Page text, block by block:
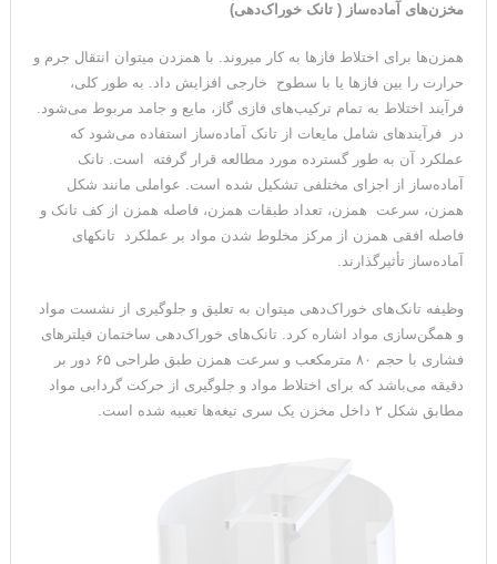
مخزن‌های آماده‌ساز ( تانک خوراک‌دهی)
همزن‌ها برای اختلاط فازها به کار میروند. با همزدن میتوان انتقال جرم و
حرارت را بین فازها یا با سطوح خارجی افزایش داد. به طور کلی،
فرآیند اختلاط به تمام ترکیب‌های فازی گاز، مایع و جامد مربوط می‌شود.
در فرآیندهای شامل مایعات از تانک آماده‌ساز استفاده می‌شود که
عملکرد آن به طور گسترده مورد مطالعه قرار گرفته است. تانک
آماده‌ساز از اجزای مختلفی تشکیل شده است. عواملی مانند شکل
همزن، سرعت همزن، تعداد طبقات همزن، فاصله همزن از کف تانک و
فاصله افقی همزن از مرکز مخلوط شدن مواد بر عملکرد تانکهای
آماده‌ساز تأثیرگذارند.
وظیفه تانک‌های خوراک‌دهی میتوان به تعلیق و جلوگیری از نشست مواد
و همگن‌سازی مواد اشاره کرد. تانک‌های خوراک‌دهی ساختمان فیلترهای
فشاری با حجم ۸۰ مترمکعب و سرعت همزن طبق طراحی ۶۵ دور بر
دقیقه می‌باشد که برای اختلاط مواد و جلوگیری از حرکت گردابی مواد
مطابق شکل ۲ داخل مخزن یک سری تیغه‌ها تعبیه شده است.